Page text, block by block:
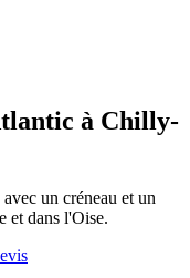
à Chilly-
un créneau et un
et dans l'Oise.